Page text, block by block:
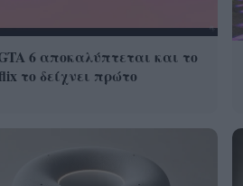
6 αποκαλύπτεται και το
το δείχνει πρώτο